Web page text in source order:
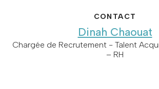
CONTACT
Dinah Chaouat
Chargée de Recrutement - Talent
– RH